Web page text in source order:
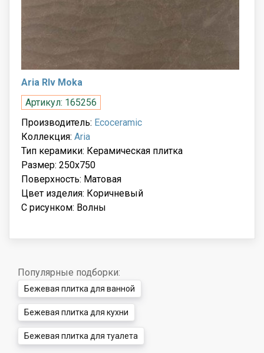
Aria Rlv Moka
Артикул: 165256
Производитель: Ecoceramic
Коллекция: Aria
Тип керамики: Керамическая плитка
Размер: 250x750
Поверхность: Матовая
Цвет изделия: Коричневый
С рисунком: Волны
Популярные подборки:
Бежевая плитка для ванной
Бежевая плитка для кухни
Бежевая плитка для туалета